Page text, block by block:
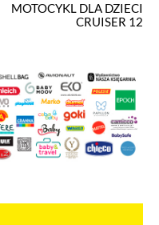
MOTOCYKL DLA DZIECI
CRUISER 12